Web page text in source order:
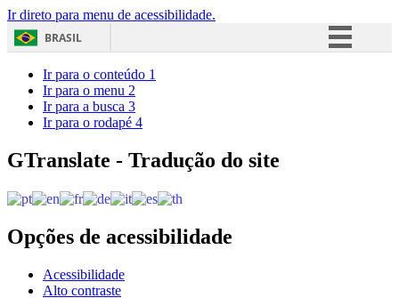
Ir direto para menu de acessibilidade.
BRASIL
Acesso à informação
Ir para o conteúdo 1
Ir para o menu 2
Ir para a busca 3
Ir para o rodapé 4
GTranslate - Tradução do site
Opções de acessibilidade
Acessibilidade
Alto contraste